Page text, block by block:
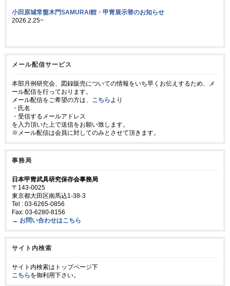
小田原城常盤木門SAMURAI館・甲冑展示替のお知らせ
2026.2.25~
メール配信サービス
本部月例研究会、図録販売についての情報をいち早くお伝えするため、メ
ール配信を行っております。
メール配信をご希望の方は、 こちら より
・氏名
・受信するメールアドレス
を入力頂いた上で送信をお願い致します。
※メール配信は会員に対してのみとさせて頂きます。
事務局
日本甲冑武具研究保存会事務局
〒143-0025
東京都大田区南馬込1-38-3
Tel : 03-6265-0856
Fax: 03-6280-8156
→ お問い合わせはこちら
サイト内検索
サイト内検索はトップページ下
こちらを御利用下さい。